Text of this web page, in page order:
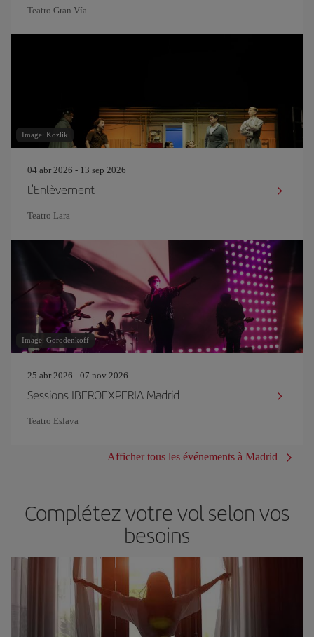
Teatro Gran Vía
Image: Kozlik
04 abr 2026 - 13 sep 2026
L'Enlèvement
Teatro Lara
Image: Gorodenkoff
25 abr 2026 - 07 nov 2026
Sessions IBEROEXPERIA Madrid
Teatro Eslava
Afficher tous les événements à Madrid
Complétez votre vol selon vos
besoins